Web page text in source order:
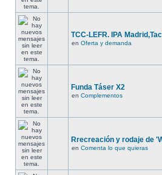
TCC-LEFR. IPA
en Oferta y demanda
Funda Táser X2
en Complementos
Rrecreación y rodaje de
en Comenta lo que quieras